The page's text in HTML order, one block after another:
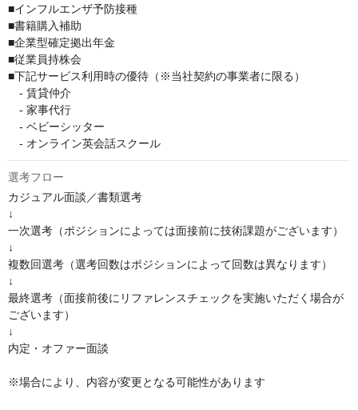
■インフルエンザ予防接種
■書籍購入補助
■企業型確定拠出年金
■従業員持株会
■下記サービス利用時の優待（※当社契約の事業者に限る）
- 賃貸仲介
- 家事代行
- ベビーシッター
- オンライン英会話スクール
選考フロー
カジュアル面談／書類選考
↓
一次選考（ポジションによっては面接前に技術課題がございます）
↓
複数回選考（選考回数はポジションによって回数は異なります）
↓
最終選考（面接前後にリファレンスチェックを実施いただく場合が
ございます）
↓
内定・オファー面談
※場合により、内容が変更となる可能性があります